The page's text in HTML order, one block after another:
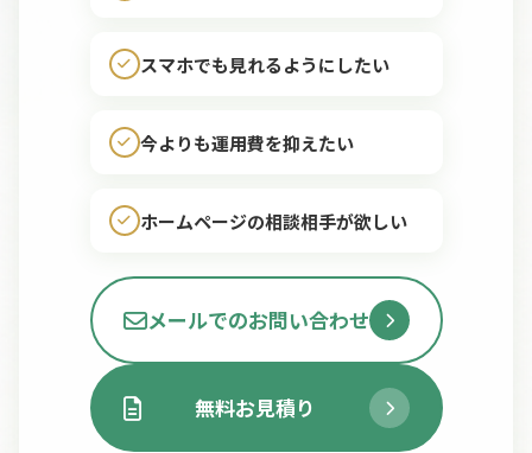
スマホでも見れるようにしたい
今よりも運用費を抑えたい
ホームページの相談相手が欲しい
メールでのお問い合わせ
無料お見積り